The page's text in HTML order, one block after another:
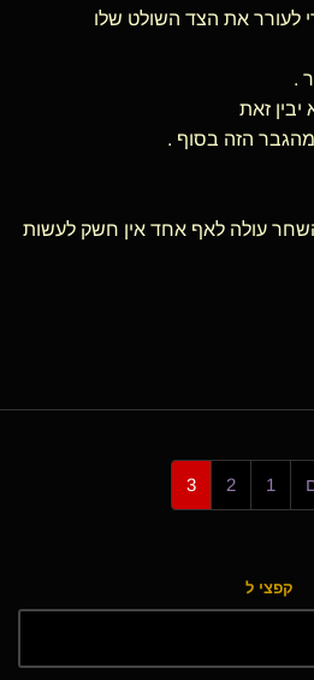
לעורר את הצד השולט שלו
.
זאת
מהגבר הזה בסוף .
עולה לאף אחד אין חשק לעשות
1
2
3
קפצי ל